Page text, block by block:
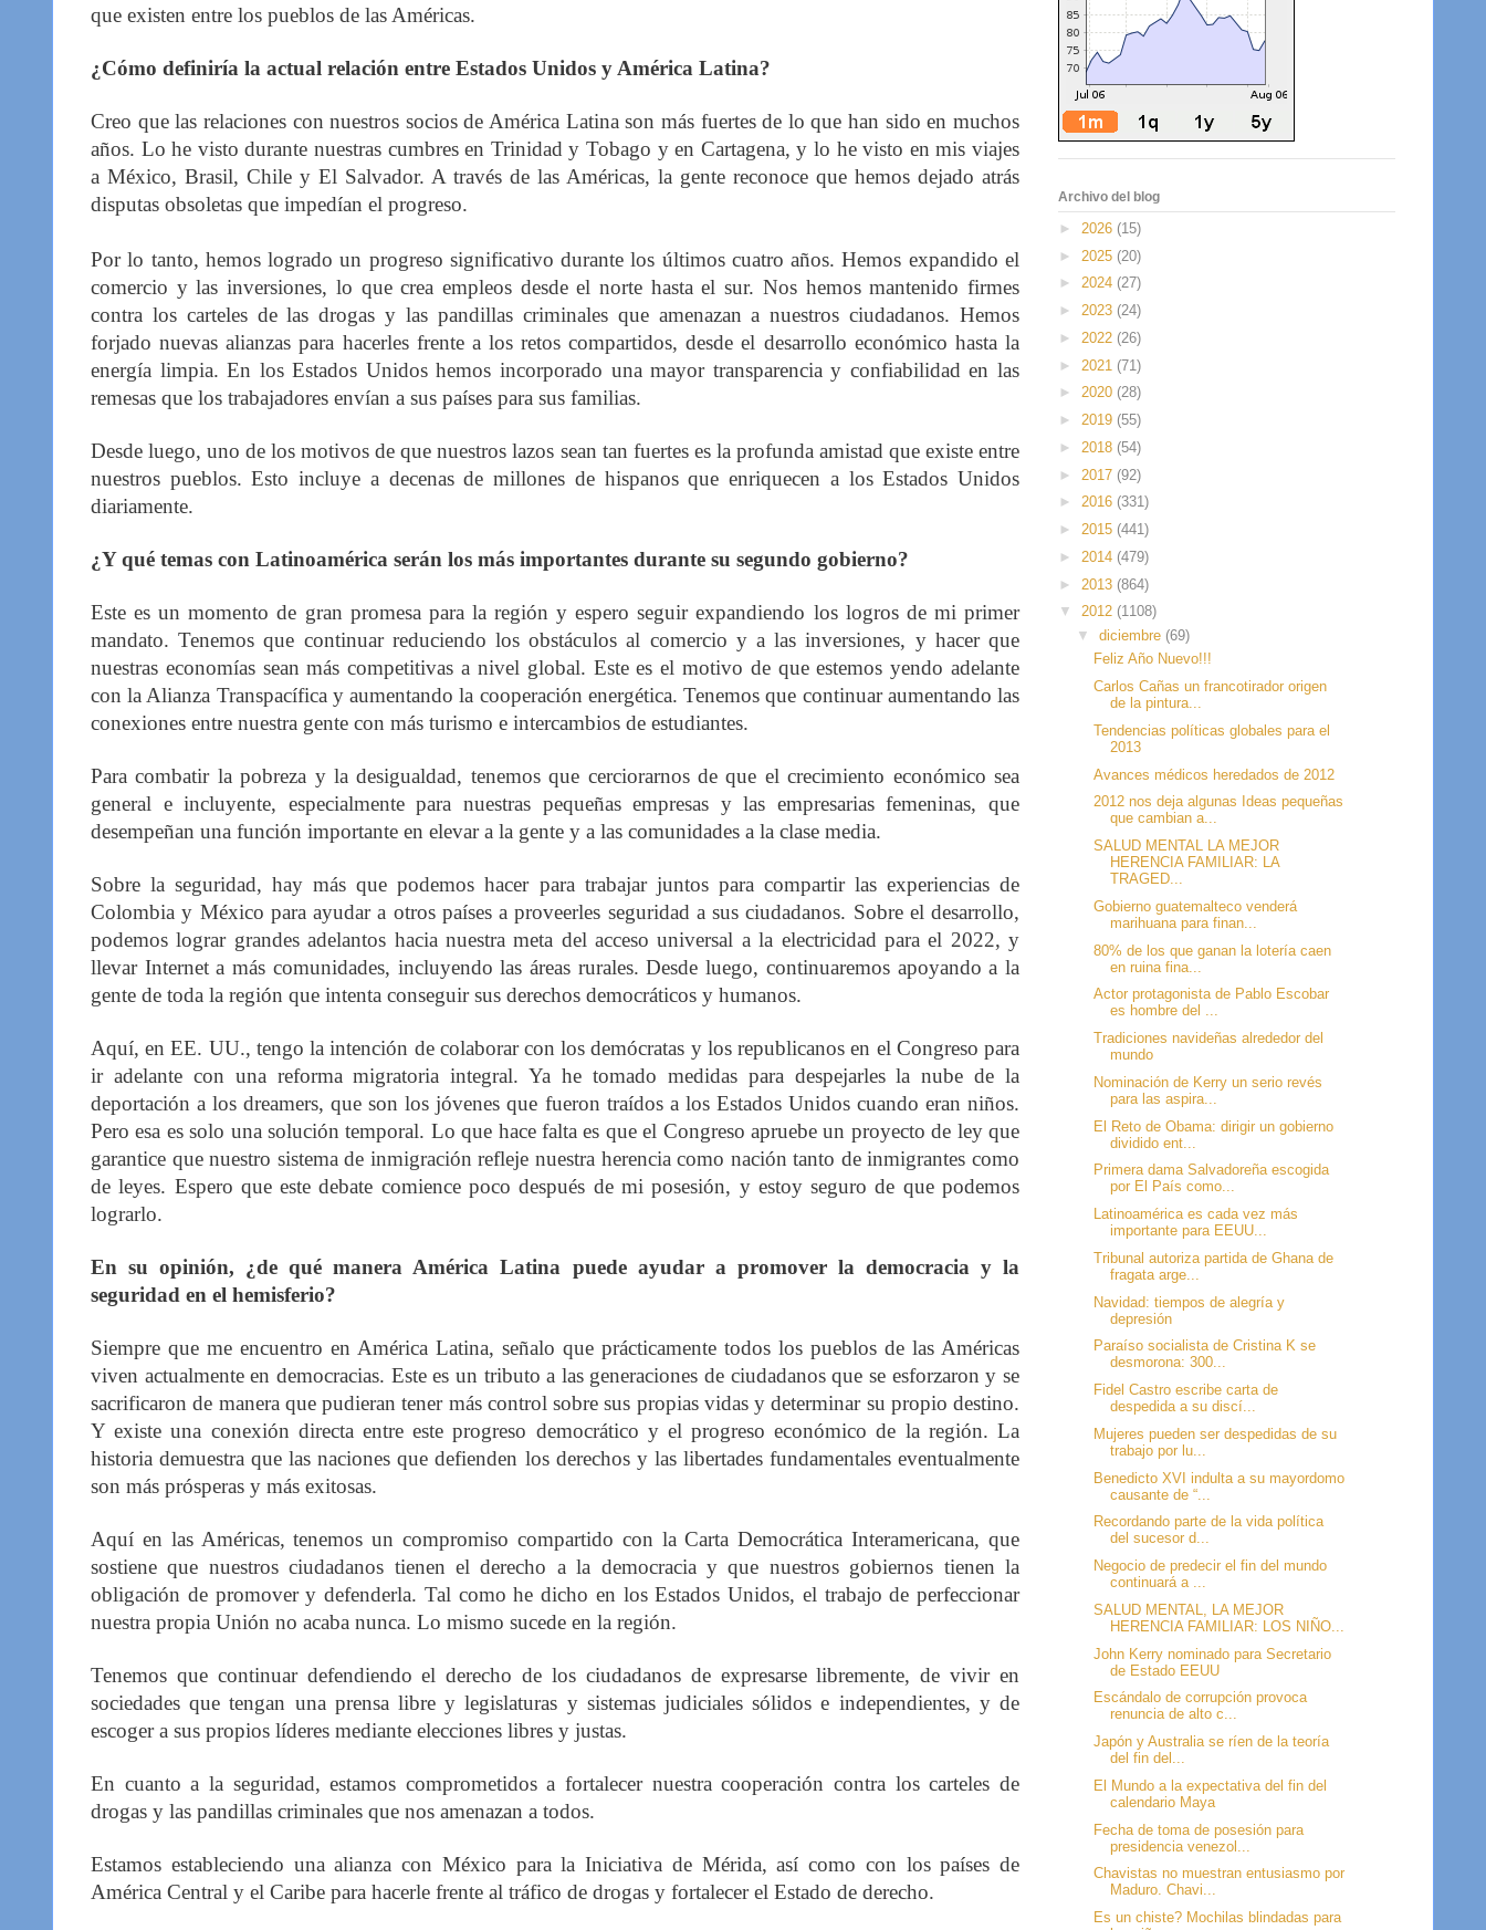
que existen entre los pueblos de las Américas.
¿Cómo definiría la actual relación entre Estados Unidos y América Latina?
Creo que las relaciones con nuestros socios de América Latina son más fuertes de lo que han sido en muchos
años. Lo he visto durante nuestras cumbres en Trinidad y Tobago y en Cartagena, y lo he visto en mis viajes
a México, Brasil, Chile y El Salvador. A través de las Américas, la gente reconoce que hemos dejado atrás
disputas obsoletas que impedían el progreso.
Por lo tanto, hemos logrado un progreso significativo durante los últimos cuatro años. Hemos expandido el
comercio y las inversiones, lo que crea empleos desde el norte hasta el sur. Nos hemos mantenido firmes
contra los carteles de las drogas y las pandillas criminales que amenazan a nuestros ciudadanos. Hemos
forjado nuevas alianzas para hacerles frente a los retos compartidos, desde el desarrollo económico hasta la
energía limpia. En los Estados Unidos hemos incorporado una mayor transparencia y confiabilidad en las
remesas que los trabajadores envían a sus países para sus familias.
Desde luego, uno de los motivos de que nuestros lazos sean tan fuertes es la profunda amistad que existe entre
nuestros pueblos. Esto incluye a decenas de millones de hispanos que enriquecen a los Estados Unidos
diariamente.
¿Y qué temas con Latinoamérica serán los más importantes durante su segundo gobierno?
Este es un momento de gran promesa para la región y espero seguir expandiendo los logros de mi primer
mandato. Tenemos que continuar reduciendo los obstáculos al comercio y a las inversiones, y hacer que
nuestras economías sean más competitivas a nivel global. Este es el motivo de que estemos yendo adelante
con la Alianza Transpacífica y aumentando la cooperación energética. Tenemos que continuar aumentando las
conexiones entre nuestra gente con más turismo e intercambios de estudiantes.
Para combatir la pobreza y la desigualdad, tenemos que cerciorarnos de que el crecimiento económico sea
general e incluyente, especialmente para nuestras pequeñas empresas y las empresarias femeninas, que
desempeñan una función importante en elevar a la gente y a las comunidades a la clase media.
Sobre la seguridad, hay más que podemos hacer para trabajar juntos para compartir las experiencias de
Colombia y México para ayudar a otros países a proveerles seguridad a sus ciudadanos. Sobre el desarrollo,
podemos lograr grandes adelantos hacia nuestra meta del acceso universal a la electricidad para el 2022, y
llevar Internet a más comunidades, incluyendo las áreas rurales. Desde luego, continuaremos apoyando a la
gente de toda la región que intenta conseguir sus derechos democráticos y humanos.
Aquí, en EE. UU., tengo la intención de colaborar con los demócratas y los republicanos en el Congreso para
ir adelante con una reforma migratoria integral. Ya he tomado medidas para despejarles la nube de la
deportación a los dreamers, que son los jóvenes que fueron traídos a los Estados Unidos cuando eran niños.
Pero esa es solo una solución temporal. Lo que hace falta es que el Congreso apruebe un proyecto de ley que
garantice que nuestro sistema de inmigración refleje nuestra herencia como nación tanto de inmigrantes como
de leyes. Espero que este debate comience poco después de mi posesión, y estoy seguro de que podemos
lograrlo.
En su opinión, ¿de qué manera América Latina puede ayudar a promover la democracia y la
seguridad en el hemisferio?
Siempre que me encuentro en América Latina, señalo que prácticamente todos los pueblos de las Américas
viven actualmente en democracias. Este es un tributo a las generaciones de ciudadanos que se esforzaron y se
sacrificaron de manera que pudieran tener más control sobre sus propias vidas y determinar su propio destino.
Y existe una conexión directa entre este progreso democrático y el progreso económico de la región. La
historia demuestra que las naciones que defienden los derechos y las libertades fundamentales eventualmente
son más prósperas y más exitosas.
Aquí en las Américas, tenemos un compromiso compartido con la Carta Democrática Interamericana, que
sostiene que nuestros ciudadanos tienen el derecho a la democracia y que nuestros gobiernos tienen la
obligación de promover y defenderla. Tal como he dicho en los Estados Unidos, el trabajo de perfeccionar
nuestra propia Unión no acaba nunca. Lo mismo sucede en la región.
Tenemos que continuar defendiendo el derecho de los ciudadanos de expresarse libremente, de vivir en
sociedades que tengan una prensa libre y legislaturas y sistemas judiciales sólidos e independientes, y de
escoger a sus propios líderes mediante elecciones libres y justas.
En cuanto a la seguridad, estamos comprometidos a fortalecer nuestra cooperación contra los carteles de
drogas y las pandillas criminales que nos amenazan a todos.
Estamos estableciendo una alianza con México para la Iniciativa de Mérida, así como con los países de
América Central y el Caribe para hacerle frente al tráfico de drogas y fortalecer el Estado de derecho.
Archivo del blog
► 2026 (15)
► 2025 (20)
► 2024 (27)
► 2023 (24)
► 2022 (26)
► 2021 (71)
► 2020 (28)
► 2019 (55)
► 2018 (54)
► 2017 (92)
► 2016 (331)
► 2015 (441)
► 2014 (479)
► 2013 (864)
▼ 2012 (1108)
▼ diciembre (69)
Feliz Año Nuevo!!!
Carlos Cañas un francotirador origen
de la pintura...
Tendencias políticas globales para el
2013
Avances médicos heredados de 2012
2012 nos deja algunas Ideas pequeñas
que cambian a...
SALUD MENTAL LA MEJOR
HERENCIA FAMILIAR: LA
TRAGED...
Gobierno guatemalteco venderá
marihuana para finan...
80% de los que ganan la lotería caen
en ruina fina...
Actor protagonista de Pablo Escobar
es hombre del ...
Tradiciones navideñas alrededor del
mundo
Nominación de Kerry un serio revés
para las aspira...
El Reto de Obama: dirigir un gobierno
dividido ent...
Primera dama Salvadoreña escogida
por El País como...
Latinoamérica es cada vez más
importante para EEUU...
Tribunal autoriza partida de Ghana de
fragata arge...
Navidad: tiempos de alegría y
depresión
Paraíso socialista de Cristina K se
desmorona: 300...
Fidel Castro escribe carta de
despedida a su discí...
Mujeres pueden ser despedidas de su
trabajo por lu...
Benedicto XVI indulta a su mayordomo
causante de “...
Recordando parte de la vida política
del sucesor d...
Negocio de predecir el fin del mundo
continuará a ...
SALUD MENTAL, LA MEJOR
HERENCIA FAMILIAR: LOS NIÑO...
John Kerry nominado para Secretario
de Estado EEUU
Escándalo de corrupción provoca
renuncia de alto c...
Japón y Australia se ríen de la teoría
del fin del...
El Mundo a la expectativa del fin del
calendario Maya
Fecha de toma de posesión para
presidencia venezol...
Chavistas no muestran entusiasmo por
Maduro. Chavi...
Es un chiste? Mochilas blindadas para